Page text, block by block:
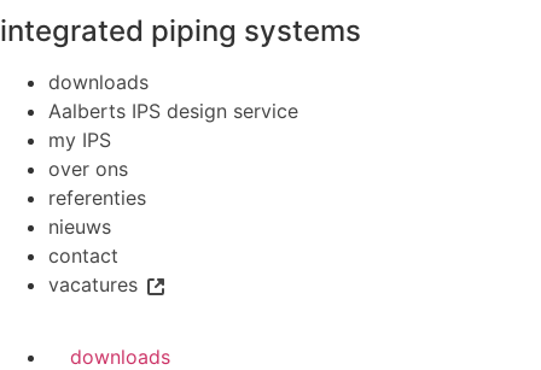
integrated piping systems
downloads
Aalberts IPS design service
my IPS
over ons
referenties
nieuws
contact
vacatures
downloads